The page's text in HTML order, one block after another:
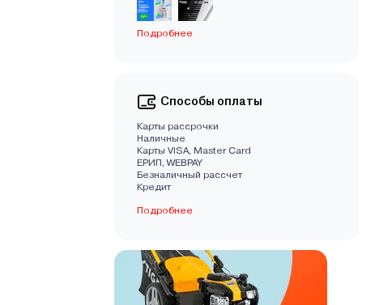
Подробнее
Способы оплаты
Карты рассрочки
Наличные
Карты VISA, Master Card
EРИП, WEBPAY
Безналичный рассчет
Кредит
Подробнее